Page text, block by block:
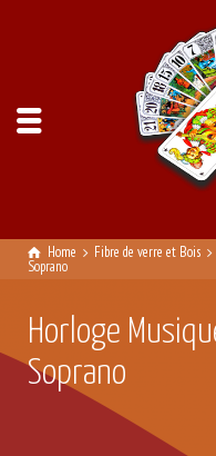
Home Fibre de verre et Bois
Soprano
Horloge
Soprano